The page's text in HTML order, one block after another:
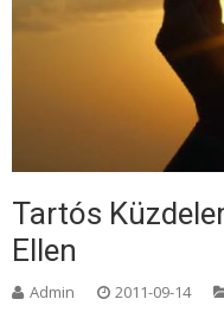
Tartós
Ellen
Admin 2011-09-14